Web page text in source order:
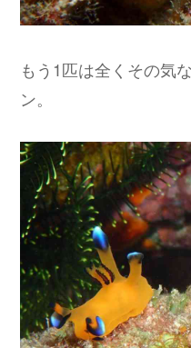
もう1匹は全くその気
ン。